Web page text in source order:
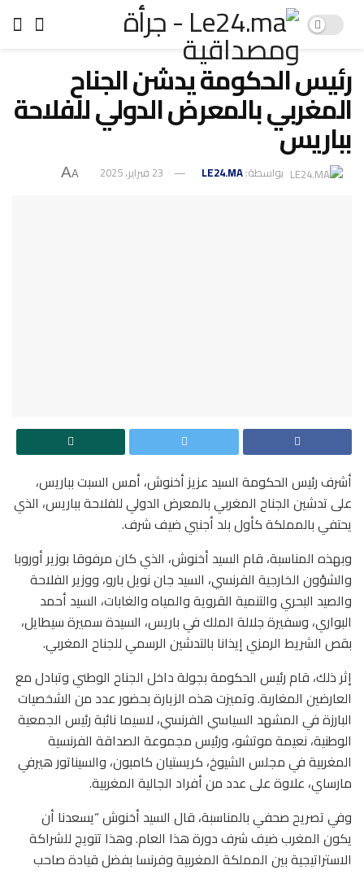
رئيس الحكومة يدشن الجناح
المغربي بالمعرض الدولي للفلاحة
بباريس
بواسطة:LE24.MA 23 فبراير، 2025 A
A
أشرف رئيس الحكومة السيد عزيز أخنوش، أمس السبت بباريس،
على تدشين الجناح المغربي بالمعرض الدولي للفلاحة بباريس، الذي
يحتفي بالمملكة كأول بلد أجنبي ضيف شرف.
وبهذه المناسبة، قام السيد أخنوش، الذي كان مرفوقا بوزير أوروبا
والشؤون الخارجية الفرنسي، السيد جان نويل بارو، ووزير الفلاحة
والصيد البحري والتنمية القروية والمياه والغابات، السيد أحمد
البواري، وسفيرة جلالة الملك في باريس، السيدة سميرة سيطايل،
بقص الشريط الرمزي إيذانا بالتدشين الرسمي للجناح المغربي.
إثر ذلك، قام رئيس الحكومة بجولة داخل الجناح الوطني وتبادل مع
العارضين المغاربة. وتميزت هذه الزيارة بحضور عدد من الشخصيات
البارزة في المشهد السياسي الفرنسي، لاسيما نائبة رئيس الجمعية
الوطنية، نعيمة موتشو، ورئيس مجموعة الصداقة الفرنسية
المغربية في مجلس الشيوخ، كريستيان كامبون، والسيناتور هيرفي
مارساي، علاوة على عدد من أفراد الجالية المغربية.
وفي تصريح صحفي بالمناسبة، قال السيد أخنوش “يسعدنا أن
يكون المغرب ضيف شرف دورة هذا العام. وهذا تتويج للشراكة
الاستراتيجية بين المملكة المغربية وفرنسا بفضل قيادة صاحب